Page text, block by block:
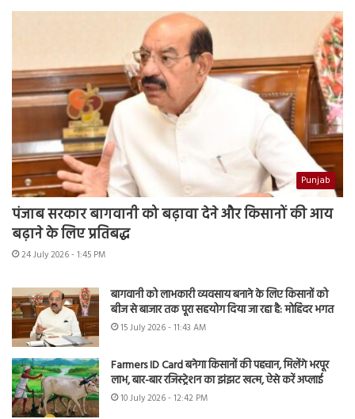
Punjab
पंजाब सरकार बागवानी को बढ़ावा देने और किसानों की आय
बढ़ाने के लिए प्रतिबद्ध
24 July 2026 - 1:45 PM
बागवानी को लाभकारी व्यवसाय बनाने के लिए किसानों को
बीज से बाजार तक पूरा सहयोग दिया जा रहा है: मोहिंदर भगत
15 July 2026 - 11:43 AM
Farmers ID Card बनेगा किसानों की पहचान, मिलेंगे भरपूर
लाभ, बार-बार रजिस्ट्रेशन का झंझट खत्म, ऐसे करें अप्लाई
10 July 2026 - 12:42 PM